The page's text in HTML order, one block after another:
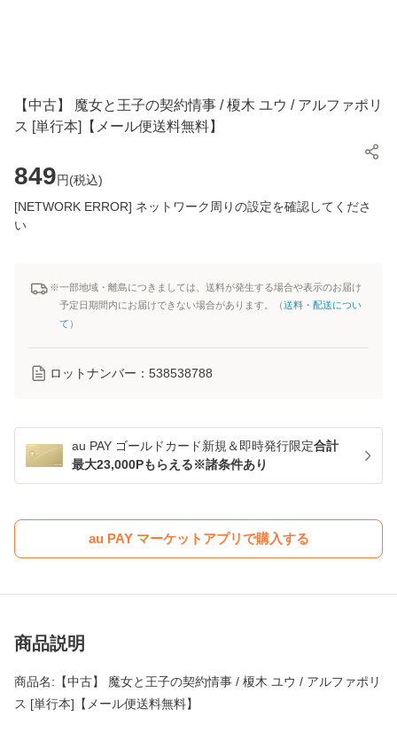
【中古】 魔女と王子の契約情事 / 榎木 ユウ / アルファポリ
ス [単行本]【メール便送料無料】
849円(税込)
[NETWORK ERROR] ネットワーク周りの設定を確認してくださ
い
※一部地域・離島につきましては、送料が発生する場合や表示のお届け
予定日期間内にお届けできない場合があります。（送料・配送につい
て ）
ロットナンバー： 538538788
au PAY ゴールドカード新規＆即時発行限定合計
最大23,000Pもらえる※諸条件あり
au PAY マーケットアプリで購入する
商品説明
商品名:【中古】 魔女と王子の契約情事 / 榎木 ユウ / アルファポリ
ス [単行本]【メール便送料無料】